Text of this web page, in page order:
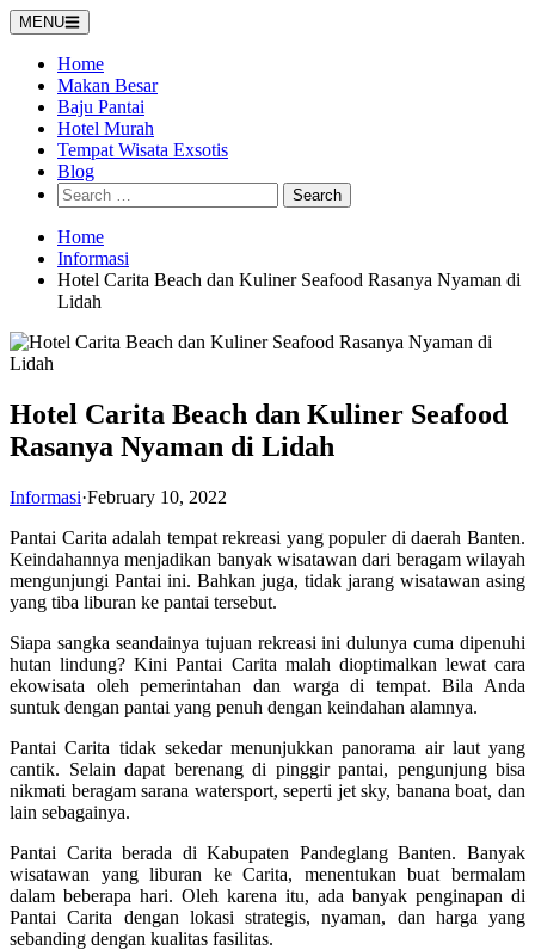
Skip
to
content
MENU
Home
Makan Besar
Baju Pantai
Hotel Murah
Tempat Wisata Exsotis
Blog
Search
for:
Home
Informasi
Hotel Carita Beach dan Kuliner Seafood Rasanya Nyaman di
Lidah
Hotel Carita Beach dan Kuliner Seafood
Rasanya Nyaman di Lidah
Informasi·February 10, 2022
Pantai Carita adalah tempat rekreasi yang populer di daerah Banten.
Keindahannya menjadikan banyak wisatawan dari beragam wilayah
mengunjungi Pantai ini. Bahkan juga, tidak jarang wisatawan asing
yang tiba liburan ke pantai tersebut.
Siapa sangka seandainya tujuan rekreasi ini dulunya cuma dipenuhi
hutan lindung? Kini Pantai Carita malah dioptimalkan lewat cara
ekowisata oleh pemerintahan dan warga di tempat. Bila Anda
suntuk dengan pantai yang penuh dengan keindahan alamnya.
Pantai Carita tidak sekedar menunjukkan panorama air laut yang
cantik. Selain dapat berenang di pinggir pantai, pengunjung bisa
nikmati beragam sarana watersport, seperti jet sky, banana boat, dan
lain sebagainya.
Pantai Carita berada di Kabupaten Pandeglang Banten. Banyak
wisatawan yang liburan ke Carita, menentukan buat bermalam
dalam beberapa hari. Oleh karena itu, ada banyak penginapan di
Pantai Carita dengan lokasi strategis, nyaman, dan harga yang
sebanding dengan kualitas fasilitas.